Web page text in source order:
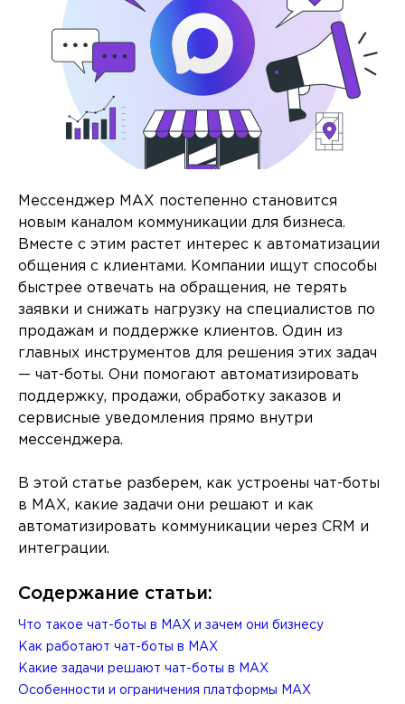
Мессенджер MAX постепенно становится
новым каналом коммуникации для бизнеса.
Вместе с этим растет интерес к автоматизации
общения с клиентами. Компании ищут способы
быстрее отвечать на обращения, не терять
заявки и снижать нагрузку на специалистов по
продажам и поддержке клиентов. Один из
главных инструментов для решения этих задач
— чат-боты. Они помогают автоматизировать
поддержку, продажи, обработку заказов и
сервисные уведомления прямо внутри
мессенджера.
В этой статье разберем, как устроены чат-боты
в MAX, какие задачи они решают и как
автоматизировать коммуникации через CRM и
интеграции.
Содержание статьи:
Что такое чат-боты в MAX и зачем они бизнесу
Как работают чат-боты в MAX
Какие задачи решают чат-боты в MAX
Особенности и ограничения платформы MAX